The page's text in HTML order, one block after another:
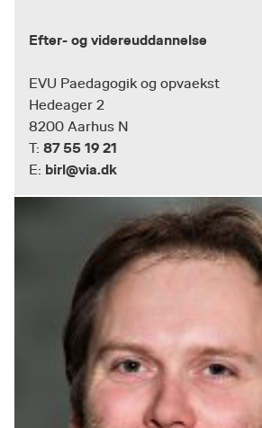
Efter- og videreuddannelse
EVU Paedagogik og opvaekst
Hedeager 2
8200 Aarhus N
T: 87 55 19 21
E: birl@via.dk